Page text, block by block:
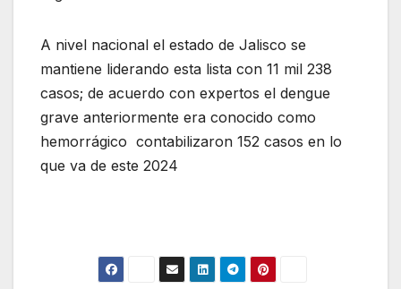
A nivel nacional el estado de Jalisco se
mantiene liderando esta lista con 11 mil 238
casos; de acuerdo con expertos el dengue
grave anteriormente era conocido como
hemorrágico contabilizaron 152 casos en lo
que va de este 2024